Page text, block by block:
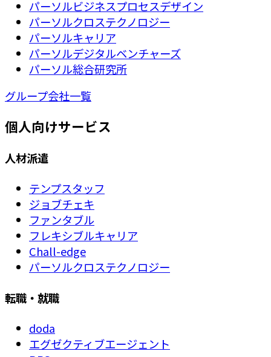
パーソルビジネスプロセスデザイン
パーソルクロステクノロジー
パーソルキャリア
パーソルデジタルベンチャーズ
パーソル総合研究所
グループ会社一覧
個人向けサービス
人材派遣
テンプスタッフ
ジョブチェキ
ファンタブル
フレキシブルキャリア
Chall-edge
パーソルクロステクノロジー
転職・就職
doda
エグゼクティブエージェント